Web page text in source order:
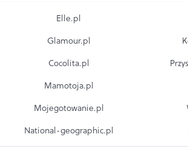
Elle.pl
Glamour.pl
Cocolita.pl
Mamotoja.pl
Mojegotowanie.pl
National-geographic.pl